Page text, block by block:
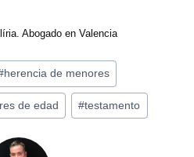
Abogado en Valencia
herencia de menores
de edad #testamento